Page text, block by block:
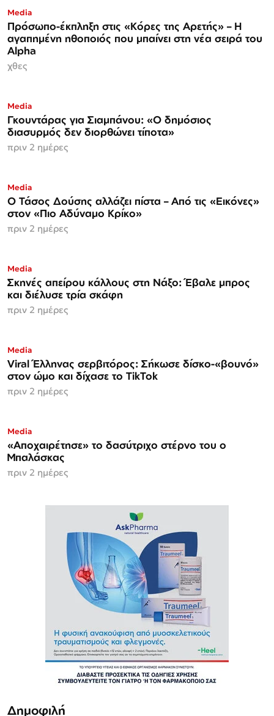
Media
Πρόσωπο-έκπληξη στις «Κόρες της Αρετής» – Η
αγαπημένη ηθοποιός που μπαίνει στη νέα σειρά του
Alpha
χθες
Media
Γκουντάρας για Σιαμπάνου: «Ο δημόσιος
διασυρμός δεν διορθώνει τίποτα»
πριν 2 ημέρες
Media
Ο Τάσος Δούσης αλλάζει πίστα – Από τις «Εικόνες»
στον «Πιο Αδύναμο Κρίκο»
πριν 2 ημέρες
Media
Σκηνές απείρου κάλλους στη Νάξο: Έβαλε μπρος
και διέλυσε τρία σκάφη
πριν 2 ημέρες
Media
Viral Έλληνας σερβιτόρος: Σήκωσε δίσκο-«βουνό»
στον ώμο και δίχασε το TikTok
πριν 2 ημέρες
Media
«Αποχαιρέτησε» το δασύτριχο στέρνο του ο
Μπαλάσκας
πριν 2 ημέρες
Δημοφιλή